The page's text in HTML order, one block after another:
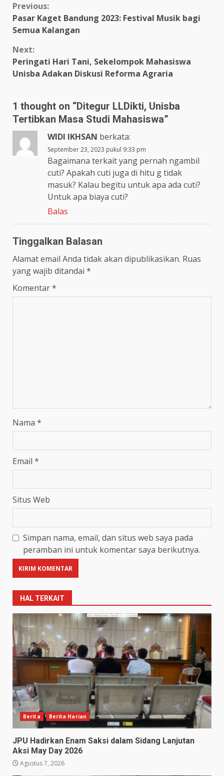
Previous:
Pasar Kaget Bandung 2023: Festival Musik bagi
Semua Kalangan
Next:
Peringati Hari Tani, Sekelompok Mahasiswa
Unisba Adakan Diskusi Reforma Agraria
1 thought on “Ditegur LLDikti, Unisba
Tertibkan Masa Studi Mahasiswa”
WIDI IKHSAN berkata:
September 23, 2023 pukul 9:33 pm
Bagaimana terkait yang pernah ngambil
cuti? Apakah cuti juga di hitu g tidak
masuk? Kalau begitu untuk apa ada cuti?
Untuk apa biaya cuti?
Balas
Tinggalkan Balasan
Alamat email Anda tidak akan dipublikasikan. Ruas
yang wajib ditandai *
Komentar*
Nama *
Email *
Situs Web
Simpan nama, email, dan situs web saya pada
peramban ini untuk komentar saya berikutnya.
HAL TERKAIT
Berita Berita Harian
JPU Hadirkan Enam Saksi dalam Sidang Lanjutan
Aksi May Day 2026
Agustus 7, 2026